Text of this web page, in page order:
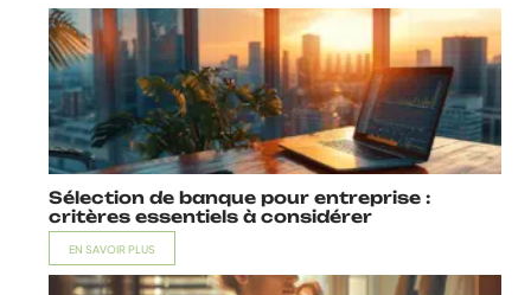
Sélection de banque pour entreprise :
critères essentiels à considérer
EN SAVOIR PLUS